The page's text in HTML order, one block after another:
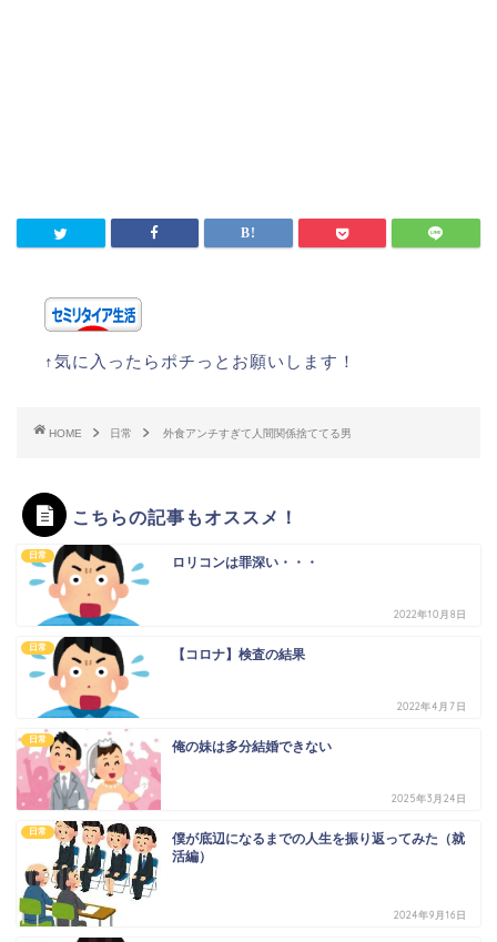
↑気に入ったらポチっとお願いします！
HOME 日常 外食アンチすぎて人間関係捨ててる男
こちらの記事もオススメ！
日常 ロリコンは罪深い・・・
2022年10月8日
日常 【コロナ】検査の結果
2022年4月7日
日常 俺の妹は多分結婚できない
2025年3月24日
日常
僕が底辺になるまでの人生を振り返ってみた（就
活編）
2024年9月16日